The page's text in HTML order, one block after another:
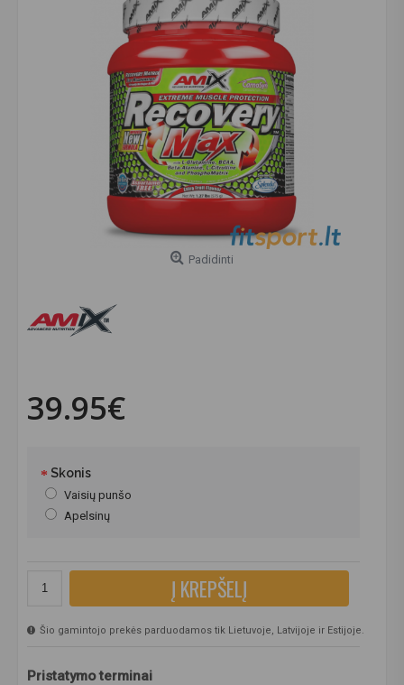
Padidinti
39.95€
Skonis
Vaisių punšo
Apelsinų
Į KREPŠELĮ
Šio gamintojo prekės parduodamos tik Lietuvoje, Latvijoje ir Estijoje.
Pristatymo terminai